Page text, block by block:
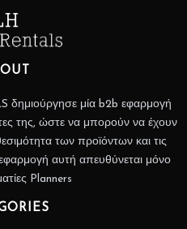
μία b2b εφαρμογή
της, ώστε να μπορούν να έχουν
των προϊόντων και τις
αυτή απευθύνεται μόνο
Planners